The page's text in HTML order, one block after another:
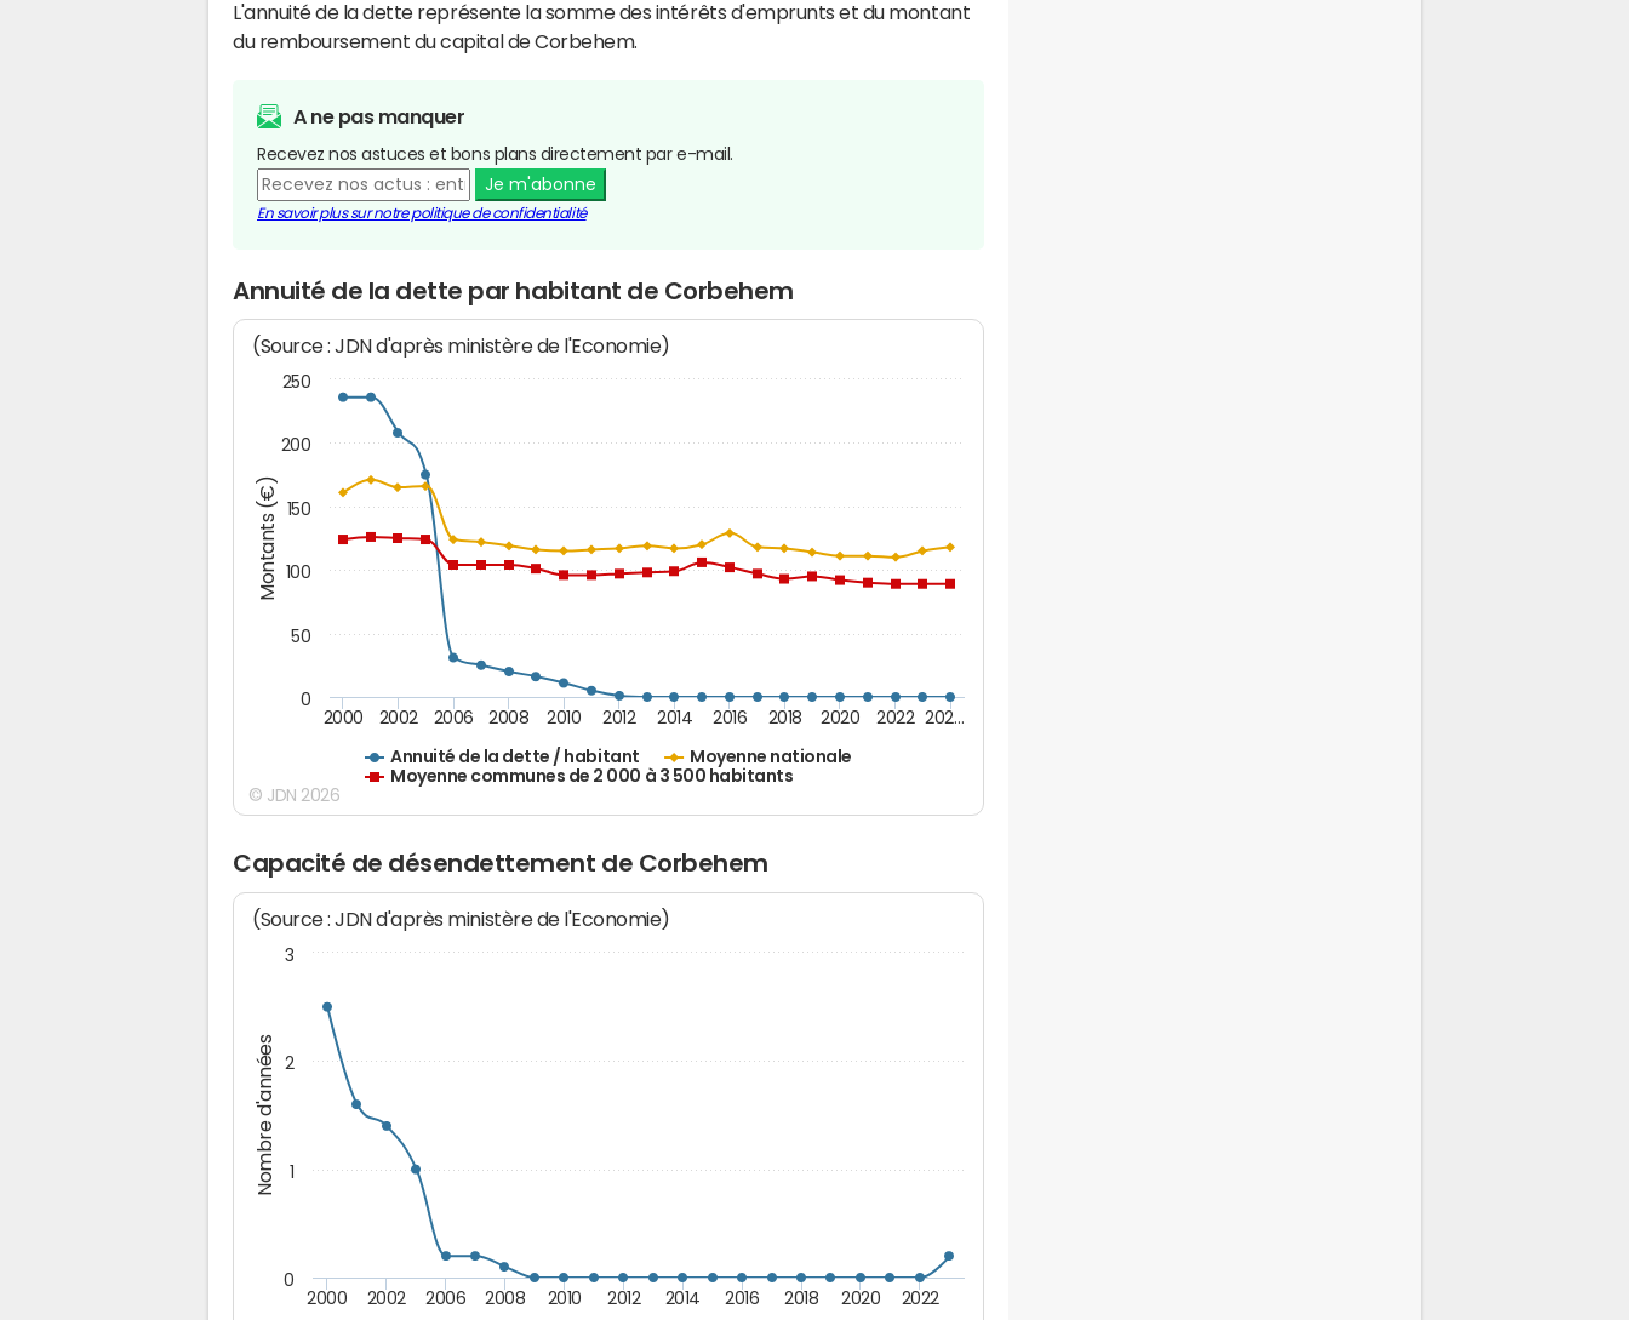
L'annuité de la dette représente la somme des intérêts d'emprunts et du montant
du remboursement du capital de Corbehem.
A ne pas manquer
Recevez nos astuces et bons plans directement par e-mail.
Je m'abonne
En savoir plus sur notre politique de confidentialité
Annuité de la dette par habitant de Corbehem
Montants (€)
(Source : JDN d'après ministère de l'Economie)
Annuité de la dette / habitant
Moyenne nationale
Moyenne communes de 2 000 à 3 500 habitants
2000 2002 2006 2008 2010 2012 2014 2016 2018 2020 2022 202…
0
50
100
150
200
250
© JDN 2026
Capacité de désendettement de Corbehem
Nombre d'années
(Source : JDN d'après ministère de l'Economie)
2000 2002 2006 2008 2010 2012 2014 2016 2018 2020 2022
0
1
2
3